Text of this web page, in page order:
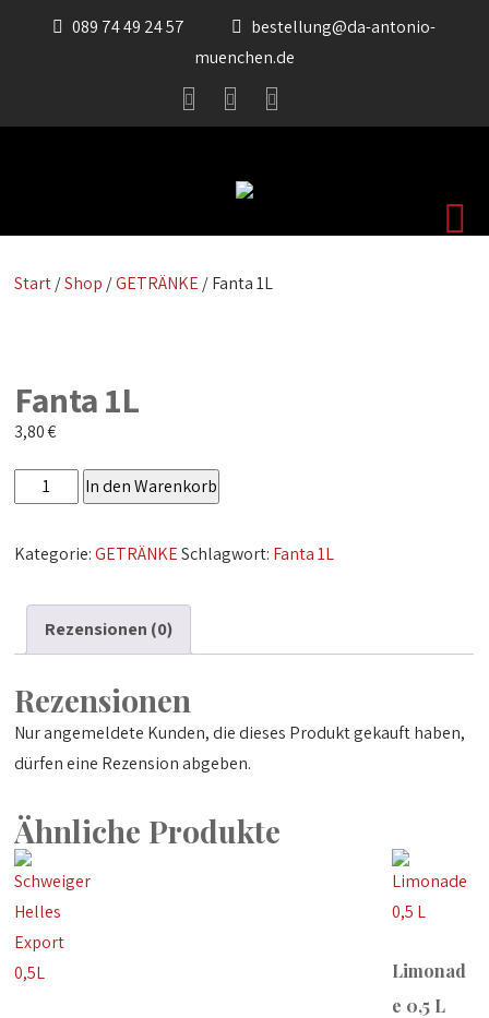
089 74 49 24 57
bestellung@da-antonio-
muenchen.de
Start/Shop /GETRÄNKE / Fanta 1L
Fanta 1L
3,80€
Fanta
Menge
In den Warenkorb
Kategorie:GETRÄNKE Schlagwort: Fanta 1L
Rezensionen (0)
Rezensionen
Nur angemeldete Kunden, die dieses Produkt gekauft haben,
dürfen eine Rezension abgeben.
Ähnliche Produkte
Limonad
e 0,5 L